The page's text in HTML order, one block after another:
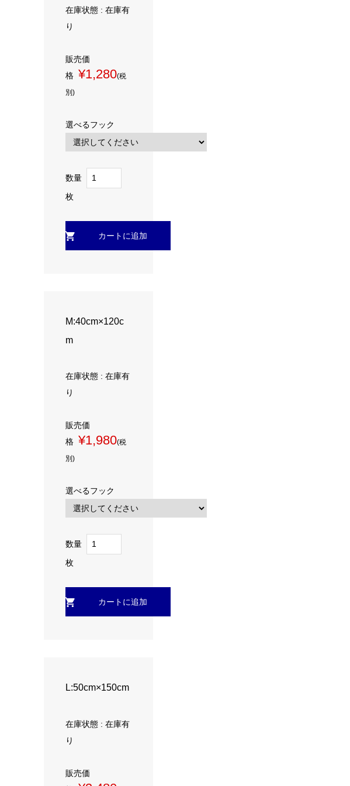
在庫状態 : 在庫有
り
販売価
格 ¥1,280(税
別)
選べるフック
数量
枚
M:40cm×120c
m
在庫状態 : 在庫有
り
販売価
格 ¥1,980(税
別)
選べるフック
数量
枚
L:50cm×150cm
在庫状態 : 在庫有
り
販売価